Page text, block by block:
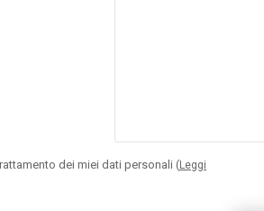
dei miei dati personali (Leggi